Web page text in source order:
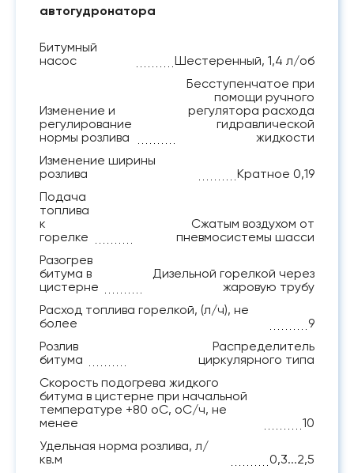
автогудронатора
Битумный
насос
Шестеренный, 1,4 л/об
Изменение и
регулирование
нормы розлива
Бесступенчатое при
помощи ручного
регулятора расхода
гидравлической
жидкости
Изменение ширины
розлива
Кратное 0,19
Подача
топлива
к
горелке
Сжатым воздухом от
пневмосистемы шасси
Разогрев
битума в
цистерне
Дизельной горелкой через
жаровую трубу
Расход топлива горелкой, (л/ч), не
более
9
Розлив
битума
Распределитель
циркулярного типа
Скорость подогрева жидкого
битума в цистерне при начальной
температуре +80 оС, оС/ч, не
менее
10
Удельная норма розлива, л/
кв.м
0,3...2,5